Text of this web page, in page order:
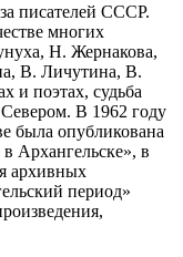
писателей СССР.
многих
Н. Жернакова,
В. Личутина, В.
и поэтах, судьба
В 1962 году
была опубликована
Архангельске», в
архивных
период»